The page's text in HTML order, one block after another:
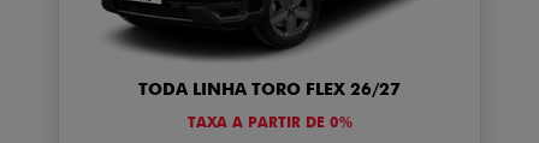
TODA LINHA TORO FLEX 26/27
TAXA A PARTIR DE 0%